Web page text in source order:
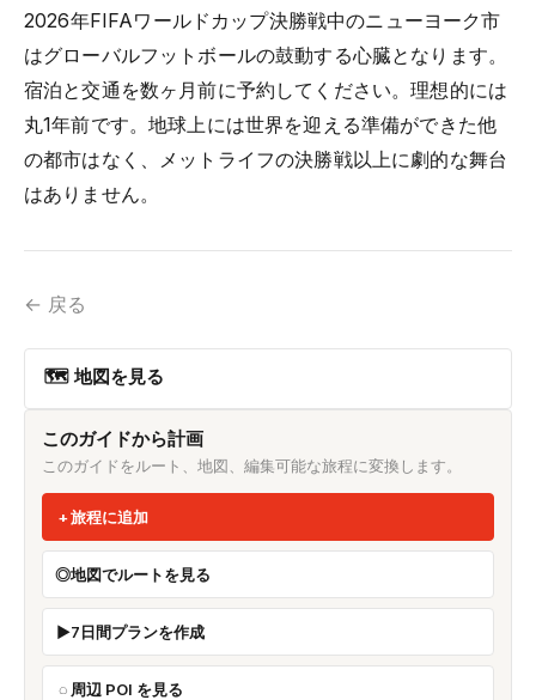
2026年FIFAワールドカップ決勝戦中のニューヨーク市
はグローバルフットボールの鼓動する心臓となります。
宿泊と交通を数ヶ月前に予約してください。理想的には
丸1年前です。地球上には世界を迎える準備ができた他
の都市はなく、メットライフの決勝戦以上に劇的な舞台
はありません。
← 戻る
🗺 地図を見る
このガイドから計画
このガイドをルート、地図、編集可能な旅程に変換します。
旅程に追加
地図でルートを見る
7日間プランを作成
周辺 POI を見る